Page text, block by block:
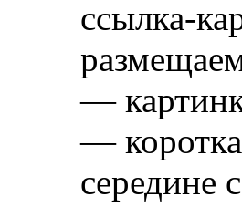
ссылка-
—
—
середине